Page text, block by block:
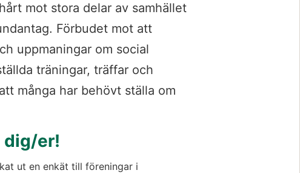
mot stora delar av samhället
Förbudet mot att
uppmaningar om social
träningar, träffar och
många har behövt ställa om
dig/er!
ut en enkät till föreningar i